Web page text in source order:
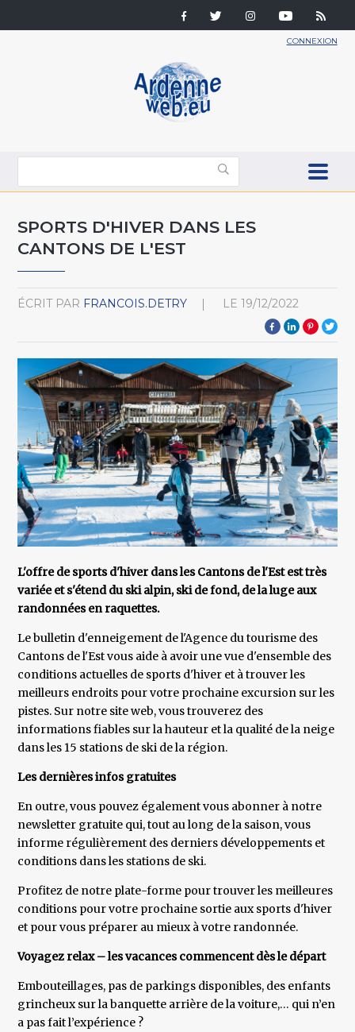
CONNEXION
SPORTS D'HIVER DANS LES
CANTONS DE L'EST
ÉCRIT PAR FRANCOIS.DETRY LE 19/12/2022
L'offre de sports d'hiver dans les Cantons de l'Est est très
variée et s'étend du ski alpin, ski de fond, de la luge aux
randonnées en raquettes.
Le bulletin d'enneigement de l'Agence du tourisme des
Cantons de l'Est vous aide à avoir une vue d'ensemble des
conditions actuelles de sports d'hiver et à trouver les
meilleurs endroits pour votre prochaine excursion sur les
pistes. Sur notre site web, vous trouverez des
informations fiables sur la hauteur et la qualité de la neige
dans les 15 stations de ski de la région.
Les dernières infos gratuites
En outre, vous pouvez également vous abonner à notre
newsletter gratuite qui, tout au long de la saison, vous
informe régulièrement des derniers développements et
conditions dans les stations de ski.
Profitez de notre plate-forme pour trouver les meilleures
conditions pour votre prochaine sortie aux sports d'hiver
et pour vous préparer au mieux à votre randonnée.
Voyagez relax – les vacances commencent dès le départ
Embouteillages, pas de parkings disponibles, des enfants
grincheux sur la banquette arrière de la voiture,… qui n’en
a pas fait l’expérience ?